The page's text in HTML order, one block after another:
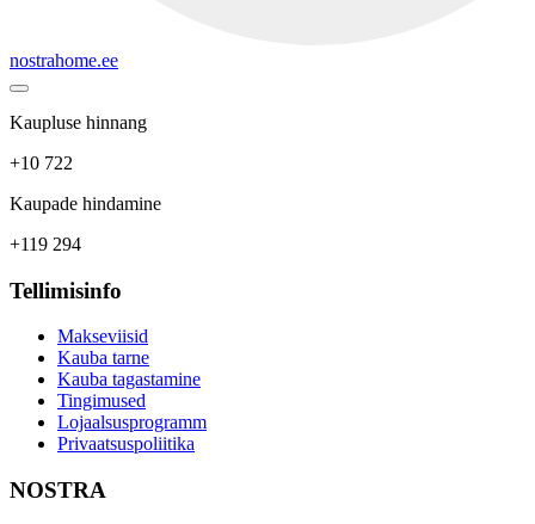
nostrahome.ee
Kaupluse hinnang
+10 722
Kaupade hindamine
+119 294
Tellimisinfo
Makseviisid
Kauba tarne
Kauba tagastamine
Tingimused
Lojaalsusprogramm
Privaatsuspoliitika
NOSTRA